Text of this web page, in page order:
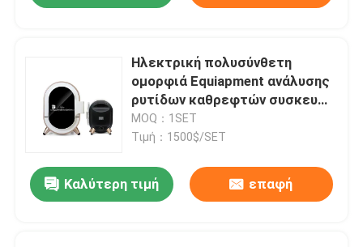
Ηλεκτρική πολυσύνθετη
ομορφιά Equiapment ανάλυσης
ρυτίδων καθρεφτών συσκευών
ανάλυσης δερμάτων
MOQ：1SET
Τιμή：1500$/SET
Καλύτερη τιμή επαφή